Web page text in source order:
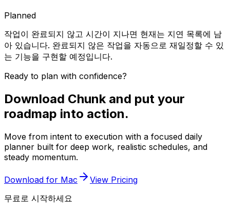
Planned
작업이 완료되지 않고 시간이 지나면 현재는 지연 목록에 남
아 있습니다. 완료되지 않은 작업을 자동으로 재일정할 수 있
는 기능을 구현할 예정입니다.
Ready to plan with confidence?
Download Chunk and put your
roadmap into action.
Move from intent to execution with a focused daily
planner built for deep work, realistic schedules, and
steady momentum.
Download for Mac
View Pricing
무료로 시작하세요